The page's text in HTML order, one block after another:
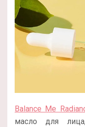
Balance Me
масло для